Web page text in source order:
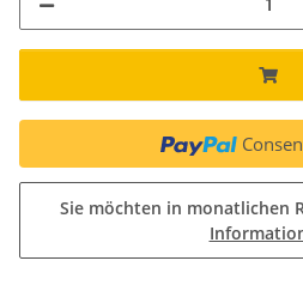
Sie möchten in monatlichen